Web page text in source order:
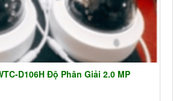
D106H Độ Phân Giải 2.0 MP